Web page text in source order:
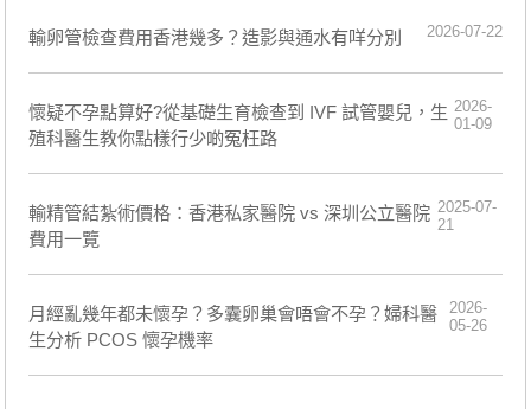
輸卵管檢查費用香港幾多？造影與通水有咩分別 2026-07-22
懷疑不孕點算好?從基礎生育檢查到 IVF 試管嬰兒，生
殖科醫生教你點樣行少啲冤枉路
2026-
01-09
輸精管結紮術價格：香港私家醫院 vs 深圳公立醫院
費用一覽
2025-07-
21
月經亂幾年都未懷孕？多囊卵巢會唔會不孕？婦科醫
生分析 PCOS 懷孕機率
2026-
05-26